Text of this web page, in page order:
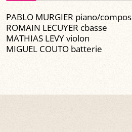
PABLO MURGIER piano/compos
ROMAIN LECUYER cbasse
MATHIAS LEVY violon
MIGUEL COUTO batterie